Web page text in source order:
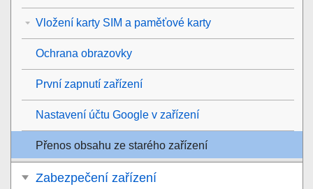
Vložení karty SIM a paměťové karty
Ochrana obrazovky
První zapnutí zařízení
Nastavení účtu Google v zařízení
Přenos obsahu ze starého zařízení
Zabezpečení zařízení